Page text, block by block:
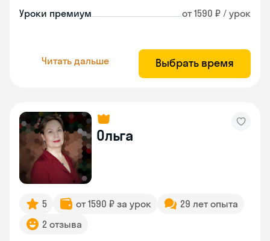
Уроки премиум от 1590 ₽ / урок
Читать дальше Выбрать время
Ольга
5 от 1590 ₽ за урок
29 лет опыта
2 отзыва